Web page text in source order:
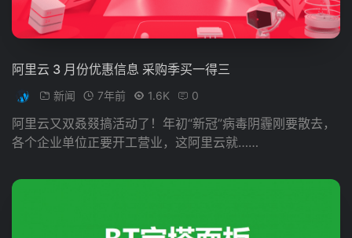
阿里云 3 月份优惠信息 采购季买一得三
新闻 7年前 1.6K 0
阿里云又双叒叕搞活动了！年初“新冠”病毒阴霾刚要散去，
各个企业单位正要开工营业，这阿里云就……